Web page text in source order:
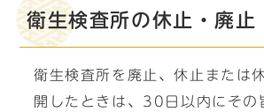
衛生検査所の休止・廃止
衛生検査所を廃止、休止または
開したときは、30日以内にその